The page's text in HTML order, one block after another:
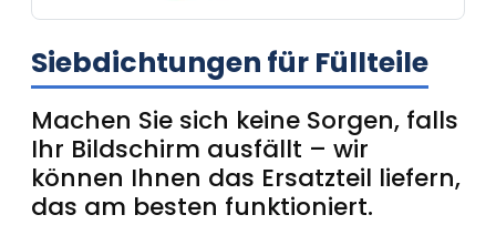
Siebdichtungen für Füllteile
Machen Sie sich keine Sorgen, falls
Ihr Bildschirm ausfällt – wir
können Ihnen das Ersatzteil liefern,
das am besten funktioniert.